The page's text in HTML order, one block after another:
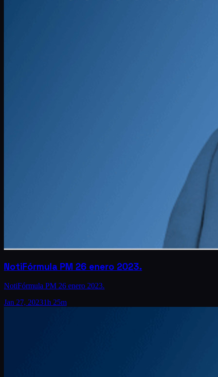
NotiFórmula PM 26 enero 2023.
NotiFórmula PM 26 enero 2023.
Jan 27, 20231h 25m